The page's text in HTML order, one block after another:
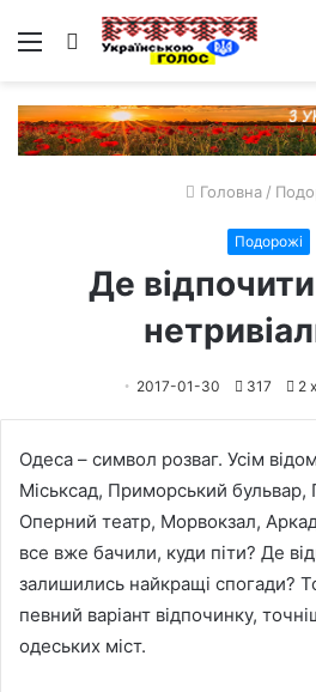
Меню Пошук
Головна /
Подорожі
Де
2017-01-30 317 2
Одеса – символ розваг. Усім
Міськсад, Приморський бульвар,
Оперний театр, Морвокзал,
все вже бачили, куди піти? Де
залишились найкращі спогади?
певний варіант відпочинку,
одеських міст.